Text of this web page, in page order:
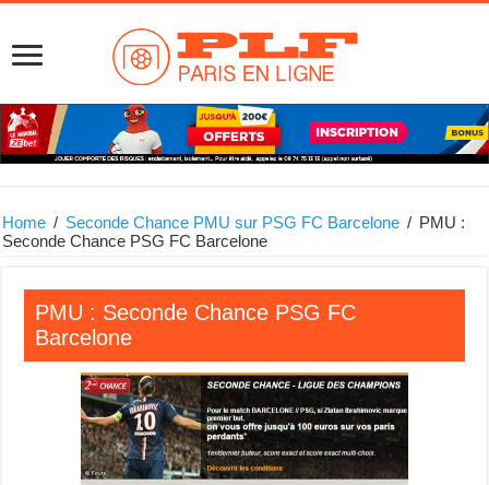
Home / Seconde Chance PMU sur PSG FC Barcelone / PMU :
Seconde Chance PSG FC Barcelone
PMU : Seconde Chance PSG FC
Barcelone